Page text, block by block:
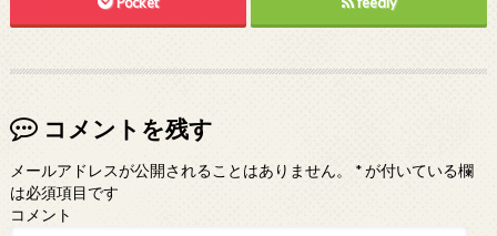
コメントを残す
メールアドレスが公開されることはありません。 *が付いている欄
は必須項目です
コメント